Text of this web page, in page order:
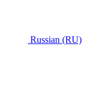
Russian (RU)